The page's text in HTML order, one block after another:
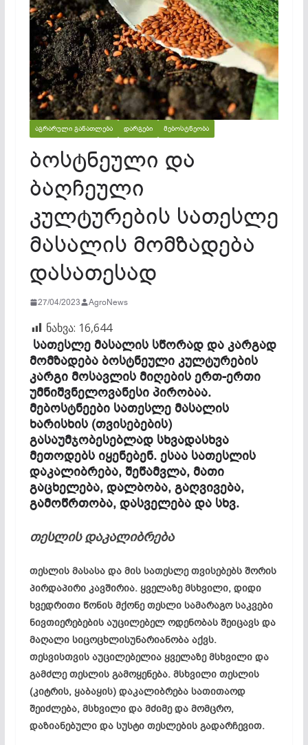
ᲐᲒᲠᲐᲠᲣᲚᲘ ᲒᲐᲜᲐᲗᲚᲔᲑᲐ ᲓᲐᲠᲒᲔᲑᲘ ᲛᲔᲑᲝᲡᲢᲜᲔᲝᲑᲐ
ბოსტნეული და
ბაღჩეული
კულტურების სათესლე
მასალის მომზადება
დასათესად
27/04/2023 AgroNews
ნახვა: 16,644
სათესლე მასალის სწორად და კარგად
მომზადება ბოსტნეული კულტურების
კარგი მოსავლის მიღების ერთ-ერთი
უმნიშვნელოვანესი პირობაა.
მებოსტნეები სათესლე მასალის
ხარისხის (თვისებების)
გასაუმჯობესებლად სხვადასხვა
მეთოდებს იყენებენ. ესაა სათესლის
დაკალიბრება, შეწამვლა, მათი
გაცხელება, დალბობა, გაღვივება,
გამოწრთობა, დასველება და სხვ.
თესლის დაკალიბრება
თესლის მასასა და მის სათესლე თვისებებს შორის
პირდაპირი კავშირია. ყველაზე მსხვილი, დიდი
ხვედრითი წონის მქონე თესლი სამარაგო საკვები
ნივთიერებების აუცილებელ ოდენობას შეიცავს და
მაღალი სიცოცხლისუნარიანობა აქვს.
თესვისთვის აუცილებელია ყველაზე მსხვილი და
გამძლე თესლის გამოყენება. მსხვილი თესლის
(კიტრის, ყაბაყის) დაკალიბრება სათითაოდ
შეიძლება, მსხვილი და მძიმე და მომცრო,
დაზიანებული და სუსტი თესლების გადარჩევით.